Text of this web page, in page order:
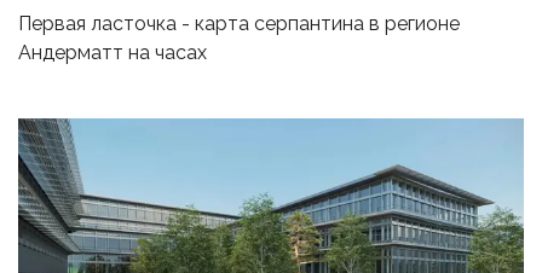
Первая ласточка - карта серпантина в регионе
Андерматт на часах